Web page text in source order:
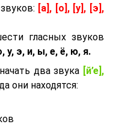
[а], [о], [у], [э],
гласных звуков
у, э, и, ы, е, ё, ю, я.
два звука
[й’е],
они находятся: